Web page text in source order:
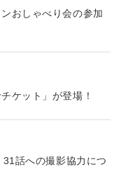
おしゃべり会の参加
ケット」が登場！
話への撮影協力につ